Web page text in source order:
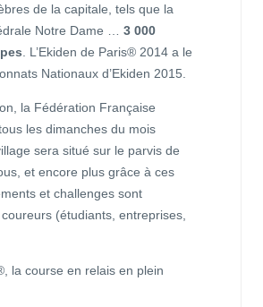
de la capitale, tels que la
Notre Dame … 3 000
. L’Ekiden de Paris® 2014 a le
Nationaux d’Ekiden 2015.
la Fédération Française
les dimanches du mois
sera situé sur le parvis de
et encore plus grâce à ces
et challenges sont
(étudiants, entreprises,
la course en relais en plein